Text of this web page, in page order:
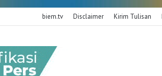
biem.tv Disclaimer Kirim Tulisan